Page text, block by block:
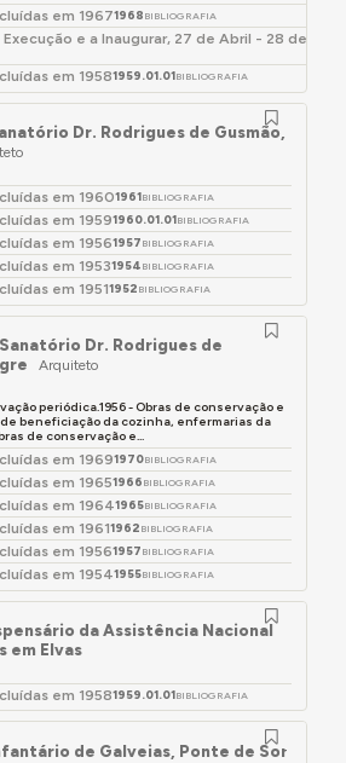
em 19671968 BIBLIOGRAFIA
e a Inaugurar, 27 de Abril - 28 de
em 19581959.01.01BIBLIOGRAFIA
Dr. Rodrigues de Gusmão,
em 19601961BIBLIOGRAFIA
em 19591960.01.01BIBLIOGRAFIA
em 19561957 BIBLIOGRAFIA
em 19531954 BIBLIOGRAFIA
em 19511952 BIBLIOGRAFIA
Dr. Rodrigues de
Arquiteto
periódica.1956 - Obras de conservação e
de beneficiação da cozinha, enfermarias da
de conservação e...
em 19691970BIBLIOGRAFIA
em 19651966 BIBLIOGRAFIA
em 19641965BIBLIOGRAFIA
em 19611962 BIBLIOGRAFIA
em 19561957 BIBLIOGRAFIA
em 19541955BIBLIOGRAFIA
da Assistência Nacional
em Elvas
em 19581959.01.01BIBLIOGRAFIA
de Galveias, Ponte de Sor